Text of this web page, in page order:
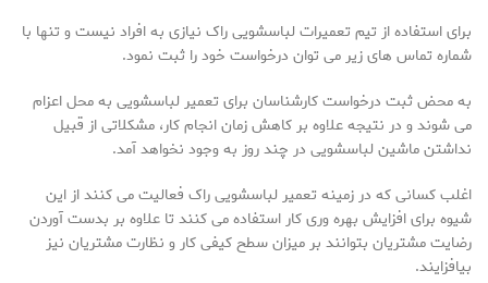
برای استفاده از تیم تعمیرات لباسشویی راک نیازی به افراد نیست و تنها با
شماره تماس های زیر می توان درخواست خود را ثبت نمود.
به محض ثبت درخواست کارشناسان برای تعمیر لباسشویی به محل اعزام
می شوند و در نتیجه علاوه بر کاهش زمان انجام کار، مشکلاتی از قبیل
نداشتن ماشین لباسشویی در چند روز به وجود نخواهد آمد.
اغلب کسانی که در زمینه تعمیر لباسشویی راک فعالیت می کنند از این
شیوه برای افزایش بهره وری کار استفاده می کنند تا علاوه بر بدست آوردن
رضایت مشتریان بتوانند بر میزان سطح کیفی کار و نظارت مشتریان نیز
بیافزایند.